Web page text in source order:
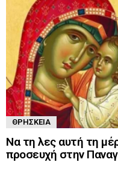
ΘΡΗΣΚΕΊΑ
Να τη λες αυτή τη
προσευχή στην